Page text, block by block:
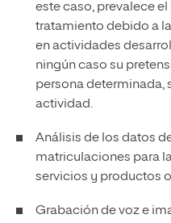
este caso, prevalece
tratamiento debido a
en actividades
ningún caso su
persona determinada,
actividad.
Análisis de los datos
matriculaciones para
servicios y productos
Grabación de voz e